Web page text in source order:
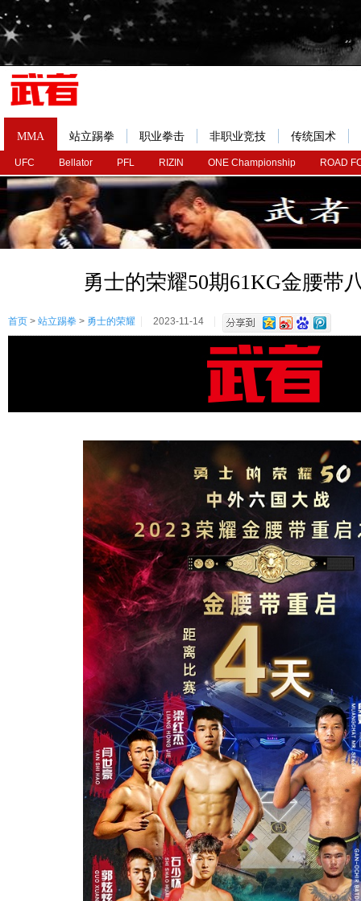
MMA
UFC Bellator PFL RIZIN ONE Championship ROAD
站立踢拳 职业拳击 非职业竞技 传统国术
勇士的荣耀50期61KG金腰带
首页 > 站立踢拳 > 勇士的荣耀 2023-11-14